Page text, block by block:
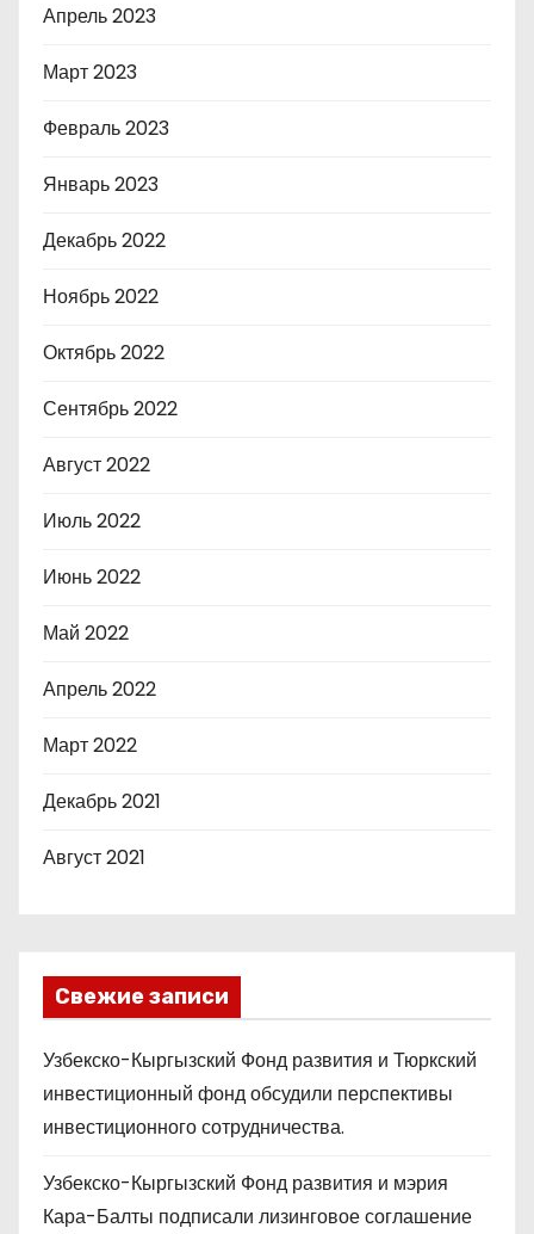
Апрель 2023
Март 2023
Февраль 2023
Январь 2023
Декабрь 2022
Ноябрь 2022
Октябрь 2022
Сентябрь 2022
Август 2022
Июль 2022
Июнь 2022
Май 2022
Апрель 2022
Март 2022
Декабрь 2021
Август 2021
Свежие записи
Узбекско-Кыргызский Фонд развития и Тюркский
инвестиционный фонд обсудили перспективы
инвестиционного сотрудничества.
Узбекско-Кыргызский Фонд развития и мэрия
Кара-Балты подписали лизинговое соглашение